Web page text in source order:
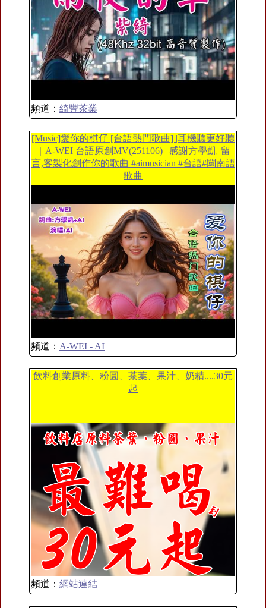
頻道： 綺豐茶業
[Music]愛你的棋仔 [台語熱門歌曲] |耳機聽更好聽
｜A-WEI 台語原創MV(251106) | 感謝方學凱 |留
言,客製化創作你的歌曲 #aimusician #台語#閩南語
歌曲
頻道： A-WEI - AI
飲料創業原料、粉圓、茶葉、果汁、奶精....30元
起
頻道： 網站連結